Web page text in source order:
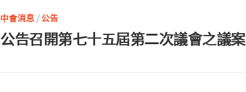
中會消息 /公告
公告召開第七十五屆第二次議會之議案